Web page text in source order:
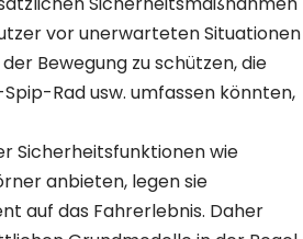
vor unerwarteten Situationen
Bewegung zu schützen, die
Rad usw. umfassen könnten,
Sicherheitsfunktionen wie
anbieten, legen sie
auf das Fahrerlebnis. Daher